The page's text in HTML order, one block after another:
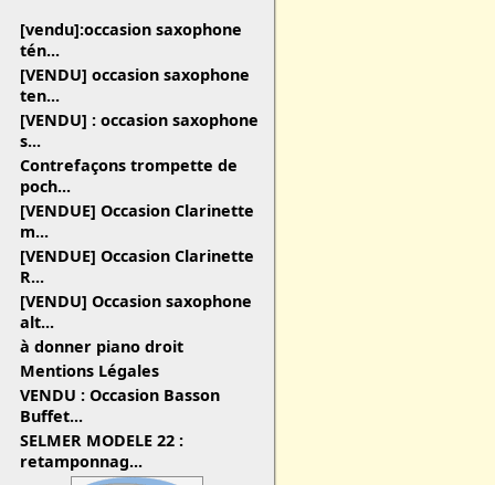
[vendu]:occasion saxophone
tén...
[VENDU] occasion saxophone
ten...
[VENDU] : occasion saxophone
s...
Contrefaçons trompette de
poch...
[VENDUE] Occasion Clarinette
m...
[VENDUE] Occasion Clarinette
R...
[VENDU] Occasion saxophone
alt...
à donner piano droit
Mentions Légales
VENDU : Occasion Basson
Buffet...
SELMER MODELE 22 :
retamponnag...